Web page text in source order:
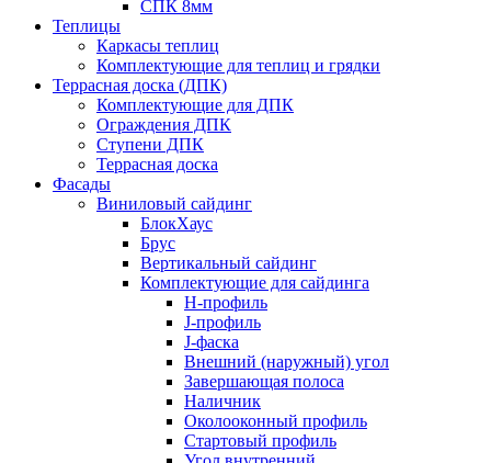
СПК 8мм
Теплицы
Каркасы теплиц
Комплектующие для теплиц и грядки
Террасная доска (ДПК)
Комплектующие для ДПК
Ограждения ДПК
Ступени ДПК
Террасная доска
Фасады
Виниловый сайдинг
БлокХаус
Брус
Вертикальный сайдинг
Комплектующие для сайдинга
H-профиль
J-профиль
J-фаска
Внешний (наружный) угол
Завершающая полоса
Наличник
Околооконный профиль
Стартовый профиль